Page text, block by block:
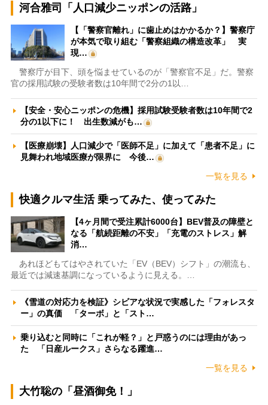
河合雅司「人口減少ニッポンの活路」
【「警察官離れ」に歯止めはかかるか？】警察庁
が本気で取り組む「警察組織の構造改革」 実
現…
警察庁が目下、頭を悩ませているのが「警察官不足」だ。警察
官の採用試験の受験者数は10年間で2分の1以…
【安全・安心ニッポンの危機】採用試験受験者数は10年間で2
分の1以下に！ 出生数減がも…
【医療崩壊】人口減少で「医師不足」に加えて「患者不足」に
見舞われ地域医療が限界に 今後…
一覧を見る
快適クルマ生活 乗ってみた、使ってみた
【4ヶ月間で受注累計6000台】BEV普及の障壁と
なる「航続距離の不安」「充電のストレス」解
消…
あれほどもてはやされていた「EV（BEV）シフト」の潮流も、
最近では減速基調になっているように見える。…
《雪道の対応力を検証》シビアな状況で実感した「フォレスタ
ー」の真価 「ターボ」と「スト…
乗り込むと同時に「これが軽？」と戸惑うのには理由があっ
た 「日産ルークス」さらなる躍進…
一覧を見る
大竹聡の「昼酒御免！」